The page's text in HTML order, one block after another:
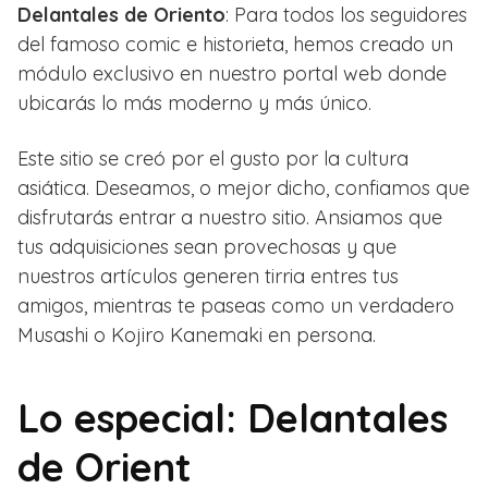
Delantales de Oriento: Para todos los seguidores
del famoso comic e historieta, hemos creado un
módulo exclusivo en nuestro portal web donde
ubicarás lo más moderno y más único.
Este sitio se creó por el gusto por la cultura
asiática. Deseamos, o mejor dicho, confiamos que
disfrutarás entrar a nuestro sitio. Ansiamos que
tus adquisiciones sean provechosas y que
nuestros artículos generen tirria entres tus
amigos, mientras te paseas como un verdadero
Musashi o Kojiro Kanemaki en persona.
Lo especial: Delantales
de Orient